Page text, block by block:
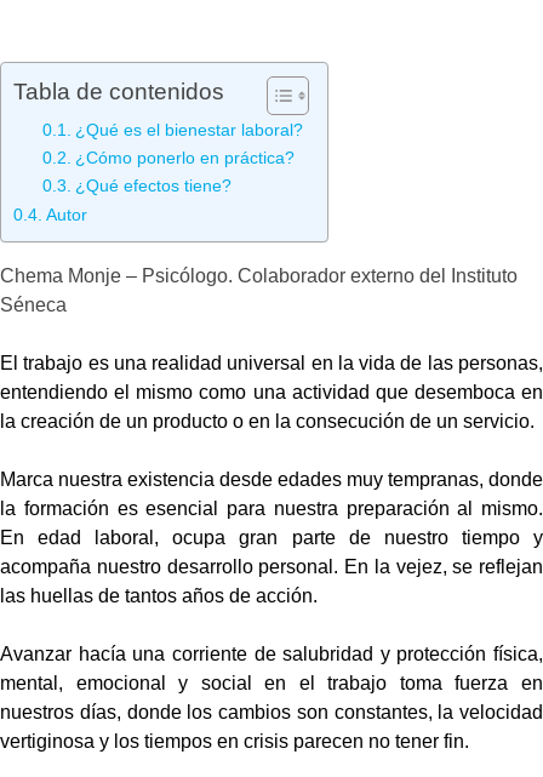
Tabla de contenidos
¿Qué es el bienestar laboral?
¿Cómo ponerlo en práctica?
¿Qué efectos tiene?
Autor
Chema Monje – Psicólogo. Colaborador externo del Instituto
Séneca
El trabajo es una realidad universal en la vida de las personas,
entendiendo el mismo como una actividad que desemboca en
la creación de un producto o en la consecución de un servicio.
Marca nuestra existencia desde edades muy tempranas, donde
la formación es esencial para nuestra preparación al mismo.
En edad laboral, ocupa gran parte de nuestro tiempo y
acompaña nuestro desarrollo personal. En la vejez, se reflejan
las huellas de tantos años de acción.
Avanzar hacía una corriente de salubridad y protección física,
mental, emocional y social en el trabajo toma fuerza en
nuestros días, donde los cambios son constantes, la velocidad
vertiginosa y los tiempos en crisis parecen no tener fin.